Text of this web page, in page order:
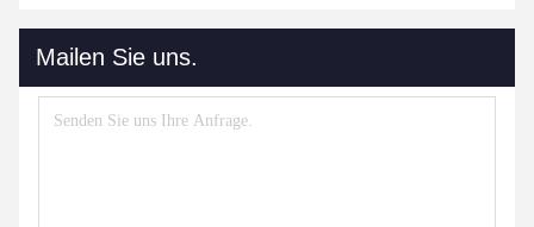
Mailen Sie uns.